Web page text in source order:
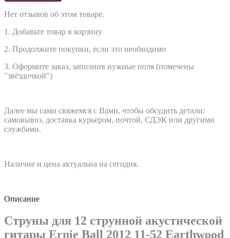
Нет отзывов об этом товаре.
1. Добавьте товар в корзину
2. Продолжите покупки, если это необходимо
3. Оформите заказ, заполнив нужные поля (помечены
"звёздочкой")
Далее мы сами свяжемся с Вами, чтобы обсудить детали:
самовывоз, доставка курьером, почтой, СДЭК или другими
службами.
Наличие и цена актуальна на сегодня.
Описание
Струны для 12 струнной акустической
гитары Ernie Ball 2012 11-52 Earthwood